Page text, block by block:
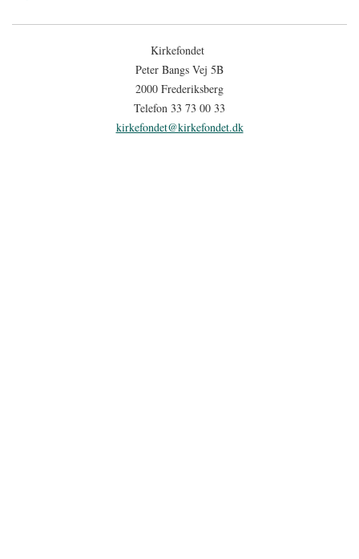
Kirkefondet
Peter Bangs Vej 5B
2000 Frederiksberg
Telefon 33 73 00 33
kirkefondet@kirkefondet.dk